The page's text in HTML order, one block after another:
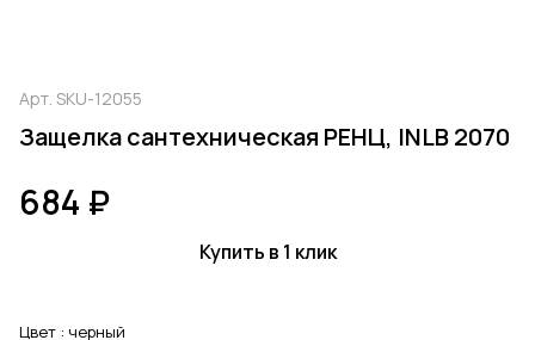
Арт. SKU-12055
Защелка сантехническая РЕНЦ, INLB 2070
684 ₽
Купить в 1 клик
Цвет : черный